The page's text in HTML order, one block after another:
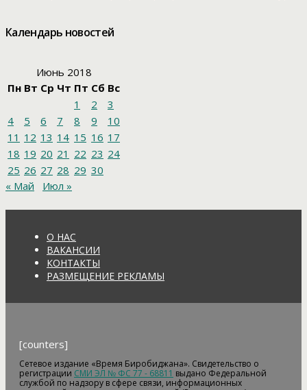
Календарь новостей
Июнь 2018
Пн Вт Ср Чт Пт Сб Вс
1
2
3
4
5 6 7 8 9
10
11 12 13 14 15 16 17
18 19 20 21 22 23 24
25 26 27 28 29 30
« Май
Июл »
О НАС
ВАКАНСИИ
КОНТАКТЫ
РАЗМЕЩЕНИЕ РЕКЛАМЫ
[counters]
Сетевое издание «Время Биробиджана». Свидетельство о
регистрации СМИ ЭЛ № ФС 77 - 68811 выдано Федеральной
службой по надзору в сфере связи, информационных